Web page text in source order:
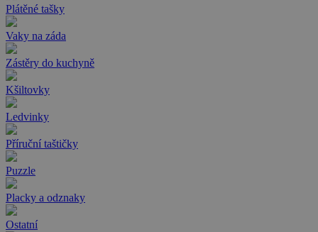
Plátěné tašky
Vaky na záda
Zástěry do kuchyně
Kšiltovky
Ledvinky
Příruční taštičky
Puzzle
Placky a odznaky
Ostatní